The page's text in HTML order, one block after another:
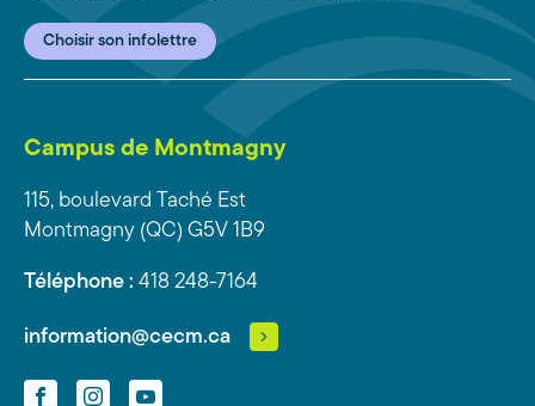
Choisir son infolettre
Campus de Montmagny
115, boulevard Taché Est
Montmagny (QC) G5V 1B9
Téléphone : 418 248-7164
information@cecm.ca
FacebookInstagramYouTube